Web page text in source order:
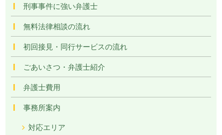
刑事事件に強い弁護士
無料法律相談の流れ
初回接見・同行サービスの流れ
ごあいさつ・弁護士紹介
弁護士費用
事務所案内
対応エリア